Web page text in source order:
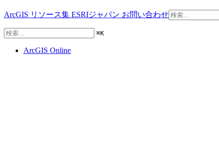
ArcGIS リソース集 ESRIジャパン お問い合わせ
⌘K
ArcGIS Online